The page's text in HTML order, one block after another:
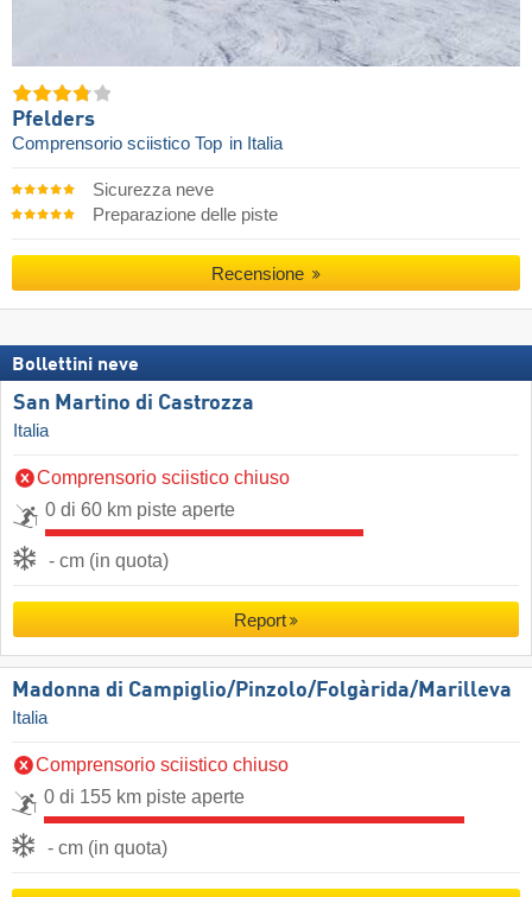
Pfelders
Comprensorio sciistico Top in Italia
Sicurezza neve
Preparazione delle piste
Recensione
Bollettini neve
San Martino di Castrozza
Italia
Comprensorio sciistico chiuso
0 di 60 km piste aperte
- cm (in quota)
Report
Madonna di Campiglio/​Pinzolo/​Folgàrida/​Marilleva
Italia
Comprensorio sciistico chiuso
0 di 155 km piste aperte
- cm (in quota)